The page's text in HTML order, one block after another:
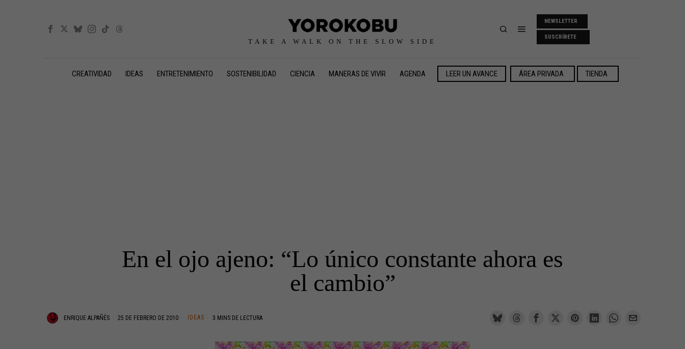
TAKE A WALK ON THE SLOW SIDE
NEWSLETTER
SUSCRÍBETE
CREATIVIDAD IDEAS ENTRETENIMIENTO SOSTENIBILIDAD CIENCIA MANERAS DE VIVIR AGENDA LEER UN AVANCE ÁREA PRIVADA TIENDA
En el ojo ajeno: “Lo único constante ahora es
el cambio”
ENRIQUE ALPAÑÉS 25 DE FEBRERO DE 2010 IDEAS 3 MINS DE LECTURA